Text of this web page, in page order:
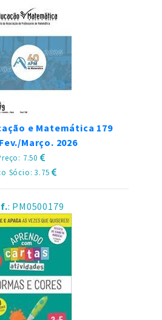
e Matemática 179
Março. 2026
7.50
Sócio: 3.75
: PM0500179